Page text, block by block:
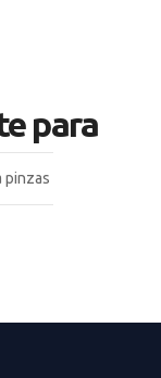
para
pinzas